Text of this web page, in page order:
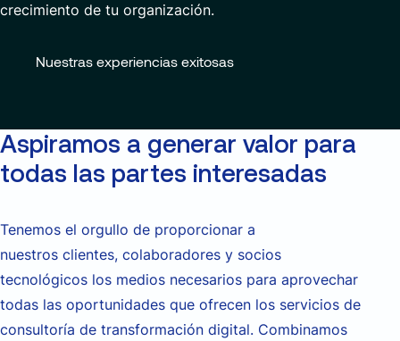
crecimiento de tu organización.
Nuestras experiencias exitosas
Aspiramos a generar valor para
todas las partes interesadas
Tenemos el orgullo de proporcionar a
nuestros clientes, colaboradores y socios
tecnológicos los medios necesarios para aprovechar
todas las oportunidades que ofrecen los servicios de
consultoría de transformación digital. Combinamos